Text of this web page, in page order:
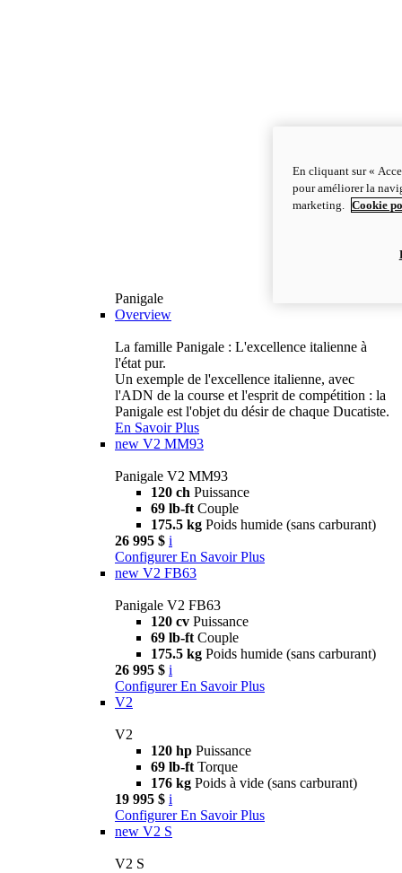
Panigale
Overview
La famille Panigale : L'excellence italienne à
l'état pur.
Un exemple de l'excellence italienne, avec
l'ADN de la course et l'esprit de compétition : la
Panigale est l'objet du désir de chaque Ducatiste.
En Savoir Plus
new V2 MM93
Panigale V2 MM93
120 ch Puissance
69 lb-ft Couple
175.5 kg Poids humide (sans carburant)
26 995 $ i
Configurer En Savoir Plus
new V2 FB63
Panigale V2 FB63
120 cv Puissance
69 lb-ft Couple
175.5 kg Poids humide (sans carburant)
26 995 $ i
Configurer En Savoir Plus
V2
V2
120 hp Puissance
69 lb-ft Torque
176 kg Poids à vide (sans carburant)
19 995 $ i
Configurer En Savoir Plus
new V2 S
V2 S
En cliquant sur «
pour améliorer la
marketing.
Cookie